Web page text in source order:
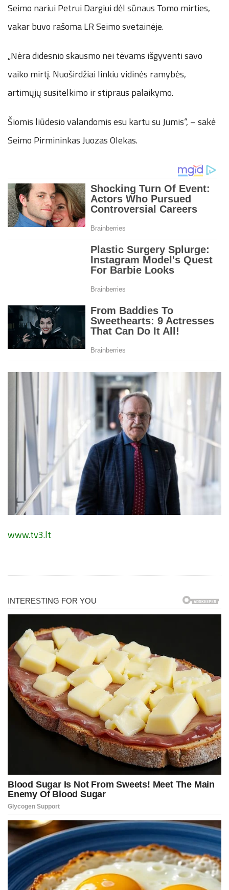
Seimo nariui Petrui Dargiui dėl sūnaus Tomo mirties,
vakar buvo rašoma LR Seimo svetainėje.
„Nėra didesnio skausmo nei tėvams išgyventi savo
vaiko mirtį. Nuoširdžiai linkiu vidinės ramybės,
artimųjų susitelkimo ir stipraus palaikymo.
Šiomis liūdesio valandomis esu kartu su Jumis“, – sakė
Seimo Pirmininkas Juozas Olekas.
www.tv3.lt